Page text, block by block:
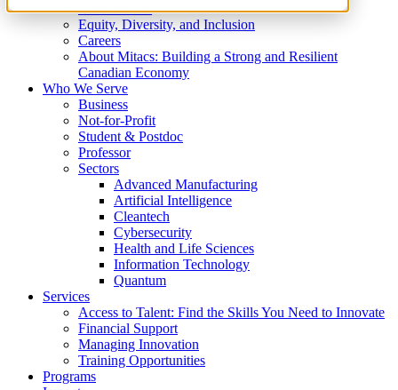
What We Do
Equity, Diversity, and Inclusion
Careers
About Mitacs: Building a Strong and Resilient
Canadian Economy
Who We Serve
Business
Not-for-Profit
Student & Postdoc
Professor
Sectors
Advanced Manufacturing
Artificial Intelligence
Cleantech
Cybersecurity
Health and Life Sciences
Information Technology
Quantum
Services
Access to Talent: Find the Skills You Need to Innovate
Financial Support
Managing Innovation
Training Opportunities
Programs